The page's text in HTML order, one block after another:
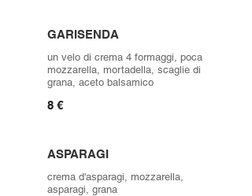
GARISENDA
un velo di crema 4 formaggi, poca
mozzarella, mortadella, scaglie di
grana, aceto balsamico
8 €
ASPARAGI
crema d'asparagi, mozzarella,
asparagi, grana